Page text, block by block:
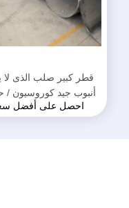
قطر كبير صلب الذى لا
أنبوب جيد كوروسيون /
مقاومة
احصل على أفضل